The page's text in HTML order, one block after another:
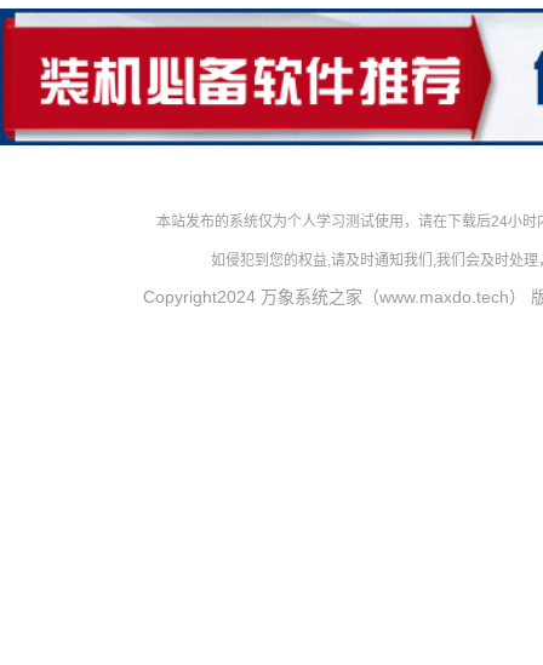
本站发布的系统仅为个人学习测试使用，请在下载后24小
如侵犯到您的权益,请及时通知我们,我们会及时处
Copyright2024 万象系统之家（www.maxdo.tech）